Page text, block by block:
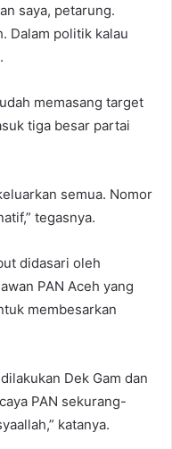
saya, petarung.
Dalam politik kalau
memasang target
tiga besar partai
semua. Nomor
tegasnya.
didasari oleh
PAN Aceh yang
membesarkan
Dek Gam dan
PAN sekurang-
katanya.